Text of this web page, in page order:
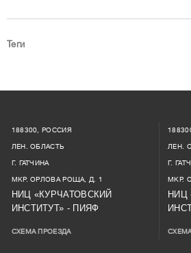
Теги
188300, РОССИЯ
ЛЕН. ОБЛАСТЬ
Г. ГАТЧИНА
МКР. ОРЛОВА РОЩА, Д. 1
НИЦ «КУРЧАТОВСКИЙ
ИНСТИТУТ» - ПИЯФ
СХЕМА ПРОЕЗДА
ЛЕН.
Г.
МКР.
НИЦ